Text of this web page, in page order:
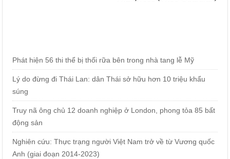
Phát hiện 56 thi thể bị thối rữa bên trong nhà tang lễ Mỹ
Lý do đừng đi Thái Lan: dân Thái sở hữu hơn 10 triệu khẩu
súng
Truy nã ông chủ 12 doanh nghiệp ở London, phong tỏa 85 bất
động sản
Nghiên cứu: Thực trạng người Việt Nam trở về từ Vương quốc
Anh (giai đoạn 2014-2023)